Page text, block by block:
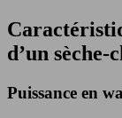
d’un sèche-
Puissance en